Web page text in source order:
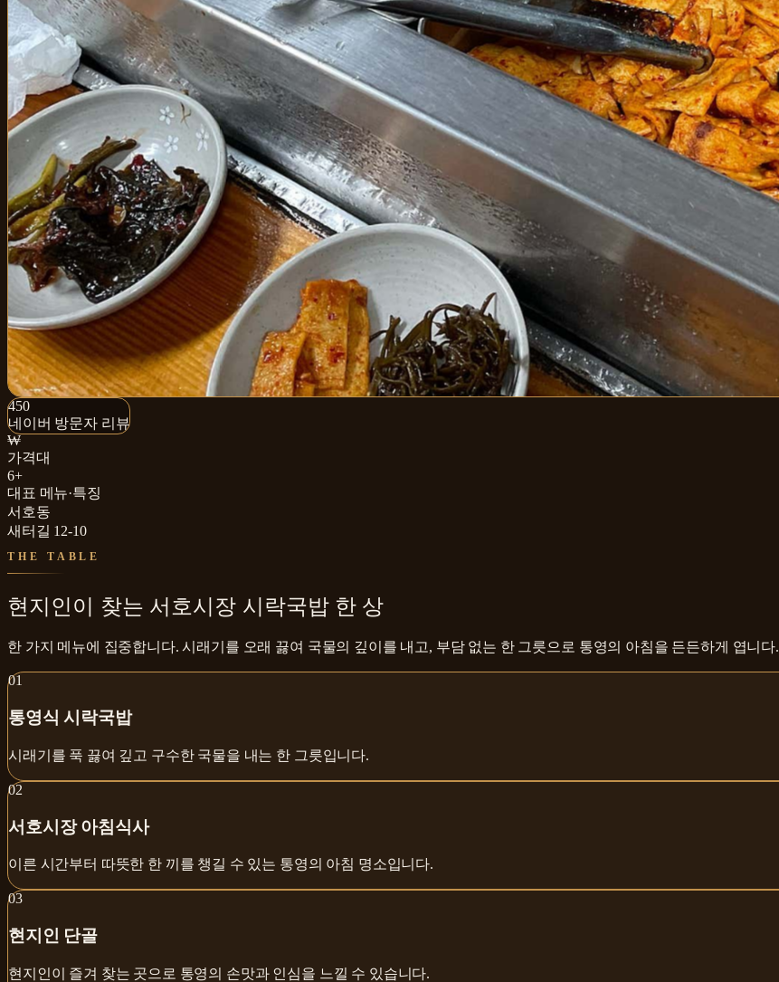
450
네이버 방문자 리뷰
450+
네이버 방문자 리뷰
₩
가격대
6+
대표 메뉴·특징
서호동
새터길 12-10
THE TABLE
현지인이 찾는 서호시장 시락국밥 한 상
한 가지 메뉴에 집중합니다. 시래기를 오래 끓여 국물의 깊이를 내고, 부담 없는 한 그릇으로 통영의 아침을 든든하게 엽니다.
01
통영식 시락국밥
시래기를 푹 끓여 깊고 구수한 국물을 내는 한 그릇입니다.
02
서호시장 아침식사
이른 시간부터 따뜻한 한 끼를 챙길 수 있는 통영의 아침 명소입니다.
03
현지인 단골
현지인이 즐겨 찾는 곳으로 통영의 손맛과 인심을 느낄 수 있습니다.